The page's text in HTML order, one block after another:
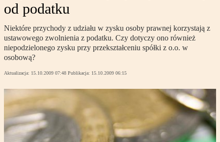
od podatku
Niektóre przychody z udziału w zysku osoby prawnej korzystają z
ustawowego zwolnienia z podatku. Czy dotyczy ono również
niepodzielonego zysku przy przekształceniu spółki z o.o. w
osobową?
Aktualizacja: 15.10.2009 07:48 Publikacja: 15.10.2009 06:15